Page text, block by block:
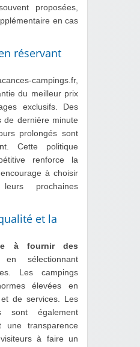
proposées,
en cas
réservant
campings.fr,
du meilleur prix
exclusifs. Des
de dernière minute
prolongés sont
Cette politique
renforce la
à choisir
prochaines
et la
à fournir des
en sélectionnant
Les campings
élevées en
de services. Les
sont également
transparence
à faire un